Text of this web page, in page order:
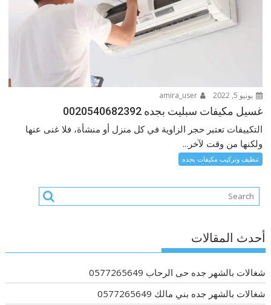
يونيو 5, 2022 amira_user
غسيل مكيفات سبليت بجده 0020540682392
التكييفات تعتبر حجر الزاوية في كل منزل أو منشأة، فلا غنى عنها
ولكنها من وقت لآخر...
تنظيف وتركيب مكيفات بجده
أحدث المقالات
شغالات بالشهر جده حى الرحاب 0577265649
شغالات بالشهر جده بني مالك 0577265649